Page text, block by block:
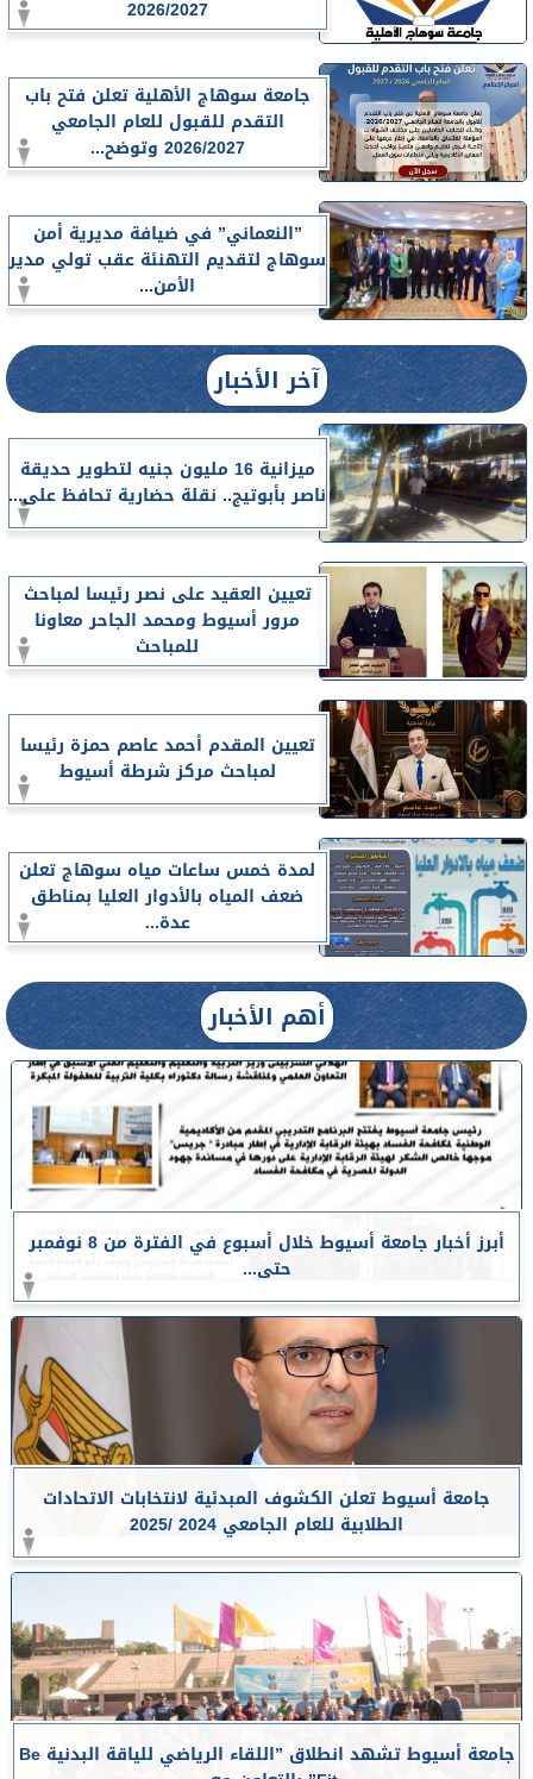
2026/2027
جامعة سوهاج الأهلية تعلن فتح باب
التقدم للقبول للعام الجامعي
2026/2027 وتوضح...
”النعماني” في ضيافة مديرية أمن
سوهاج لتقديم التهنئة عقب تولي مدير
الأمن...
آخر الأخبار
ميزانية 16 مليون جنيه لتطوير حديقة
ناصر بأبوتيج.. نقلة حضارية تحافظ على...
تعيين العقيد على نصر رئيسا لمباحث
مرور أسيوط ومحمد الجاحر معاونا
للمباحث
تعيين المقدم أحمد عاصم حمزة رئيسا
لمباحث مركز شرطة أسيوط
لمدة خمس ساعات مياه سوهاج تعلن
ضعف المياه بالأدوار العليا بمناطق
عدة...
أهم الأخبار
أبرز أخبار جامعة أسيوط خلال أسبوع في الفترة من 8 نوفمبر
حتى...
جامعة أسيوط تعلن الكشوف المبدئية لانتخابات الاتحادات
الطلابية للعام الجامعي 2024 /2025
جامعة أسيوط تشهد انطلاق ”اللقاء الرياضي للياقة البدنية Be